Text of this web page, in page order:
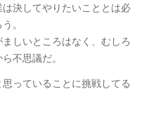
決してやりたいこととは必
。
しいところはなく、むしろ
不思議だ。
っていることに挑戦してる